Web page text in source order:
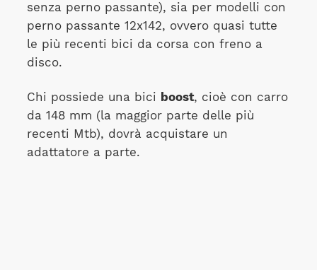
senza perno passante), sia per modelli con
perno passante 12x142, ovvero quasi tutte
le più recenti bici da corsa con freno a
disco.
Chi possiede una bici boost, cioè con carro
da 148 mm (la maggior parte delle più
recenti Mtb), dovrà acquistare un
adattatore a parte.